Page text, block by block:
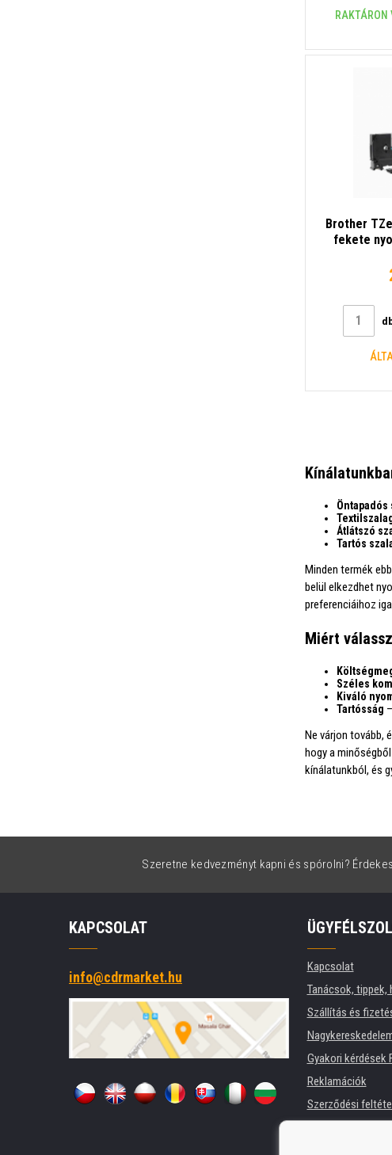
RAKTÁRON
Brother
fekete
Átlátszó
Tartós
Minden termék
belül elkezdhet
preferenciáihoz
Miért
Széles
Kiváló
Tartósság
Ne várjon tovább,
hogy a
kínálatunkból, és
Szeretne kedvezményt kapni és spórolni?
KAPCSOLAT
info@cdrmarket.hu
Kapcsolat
Tanácsok,
Szállítás és
Gyakori kérdések
Reklamációk
Szerződési